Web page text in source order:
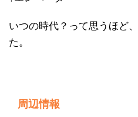
いつの時代？って思うほど
た。
周辺情報